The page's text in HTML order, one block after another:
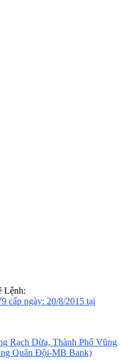
Lệnh:
cấp ngày: 20/8/2015 tại
Rạch Dừa, Thành Phố Vũng
Quân Đội-MB Bank)